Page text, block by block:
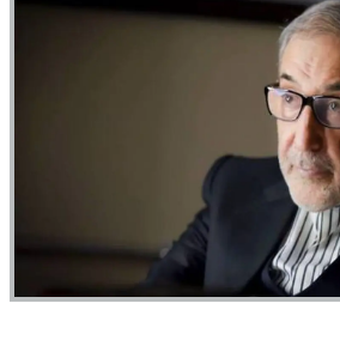
قیمت خودرو‌های ایران خودرو امروز
۲۰۷ چند ؟ + جدول